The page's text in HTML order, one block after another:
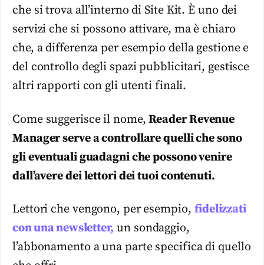
che si trova all’interno di Site Kit. È uno dei
servizi che si possono attivare, ma è chiaro
che, a differenza per esempio della gestione e
del controllo degli spazi pubblicitari, gestisce
altri rapporti con gli utenti finali.
Come suggerisce il nome, Reader Revenue
Manager serve a controllare quelli che sono
gli eventuali guadagni che possono venire
dall’avere dei lettori dei tuoi contenuti.
Lettori che vengono, per esempio, fidelizzati
con una newsletter, un sondaggio,
l’abbonamento a una parte specifica di quello